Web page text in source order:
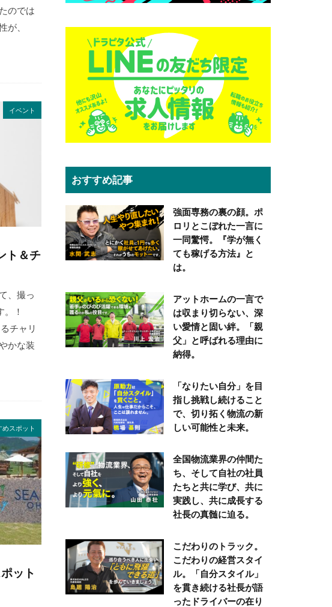
のでは
が、
イベント
ト＆チ
、撮っ
！
チャリ
かな装
めスポット
ット
おすすめ記事
強面専務の裏の顔。ポ
ロリとこぼれた一言に
一同驚愕。『学が無く
ても稼げる方法』と
は。
アットホームの一言で
は収まり切らない、深
い愛情と固い絆。「親
父」と呼ばれる理由に
納得。
「なりたい自分」を目
指し挑戦し続けること
で、切り拓く物流の新
しい可能性と未来。
全国物流業界の仲間た
ち、そして自社の社員
たちと共に学び、共に
実践し、共に成長する
社長の真髄に迫る。
こだわりのトラック。
こだわりの経営スタイ
ル。「自分スタイル」
を貫き続ける社長が語
ったドライバーの在り